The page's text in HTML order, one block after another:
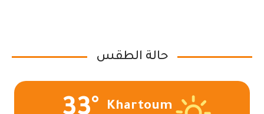
حالة الطقس
Khartoum